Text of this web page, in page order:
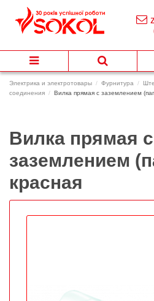
Электрика и электротовары Фурнитура
соединения
Вилка прямая с заземлением
Вилка прямая с
заземлением
красная